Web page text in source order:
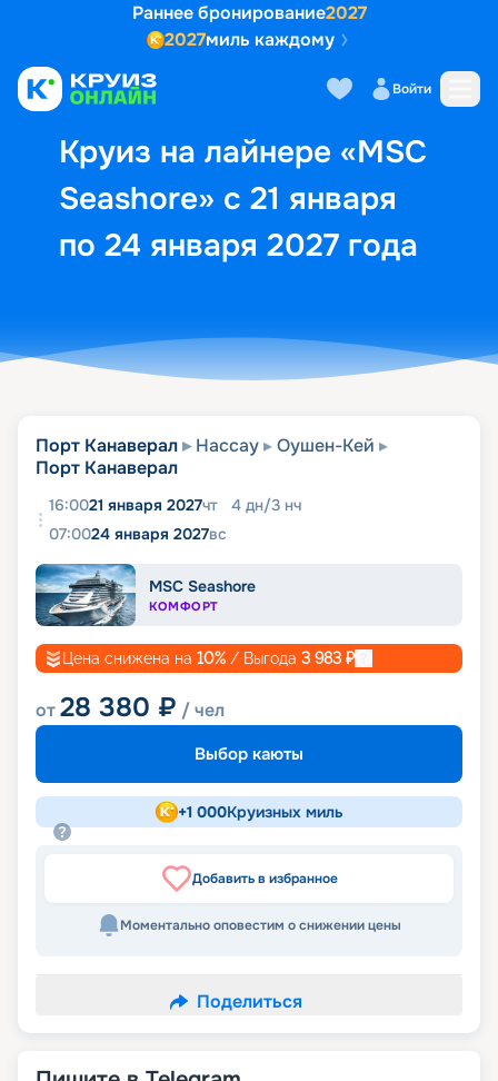
Раннее бронирование2027
2027миль каждому
Войти
Круиз на лайнере «MSC
Seashore» с 21 января
по 24 января 2027 года
Выбор кают Маршрут и
Порт Канаверал Нассау
Оушен-Кей
Порт Канаверал
16:0021 января 2027чт 4 дн/3 нч
07:0024 января 2027вс
MSC Seashore
КОМФОРТ
Цена снижена на 10% / Выгода 3 983 ₽
от28 380 ₽ / чел
Выбор каюты
+1 000Круизных миль
Добавить в избранное
Моментально оповестим о снижении цены
Поделиться